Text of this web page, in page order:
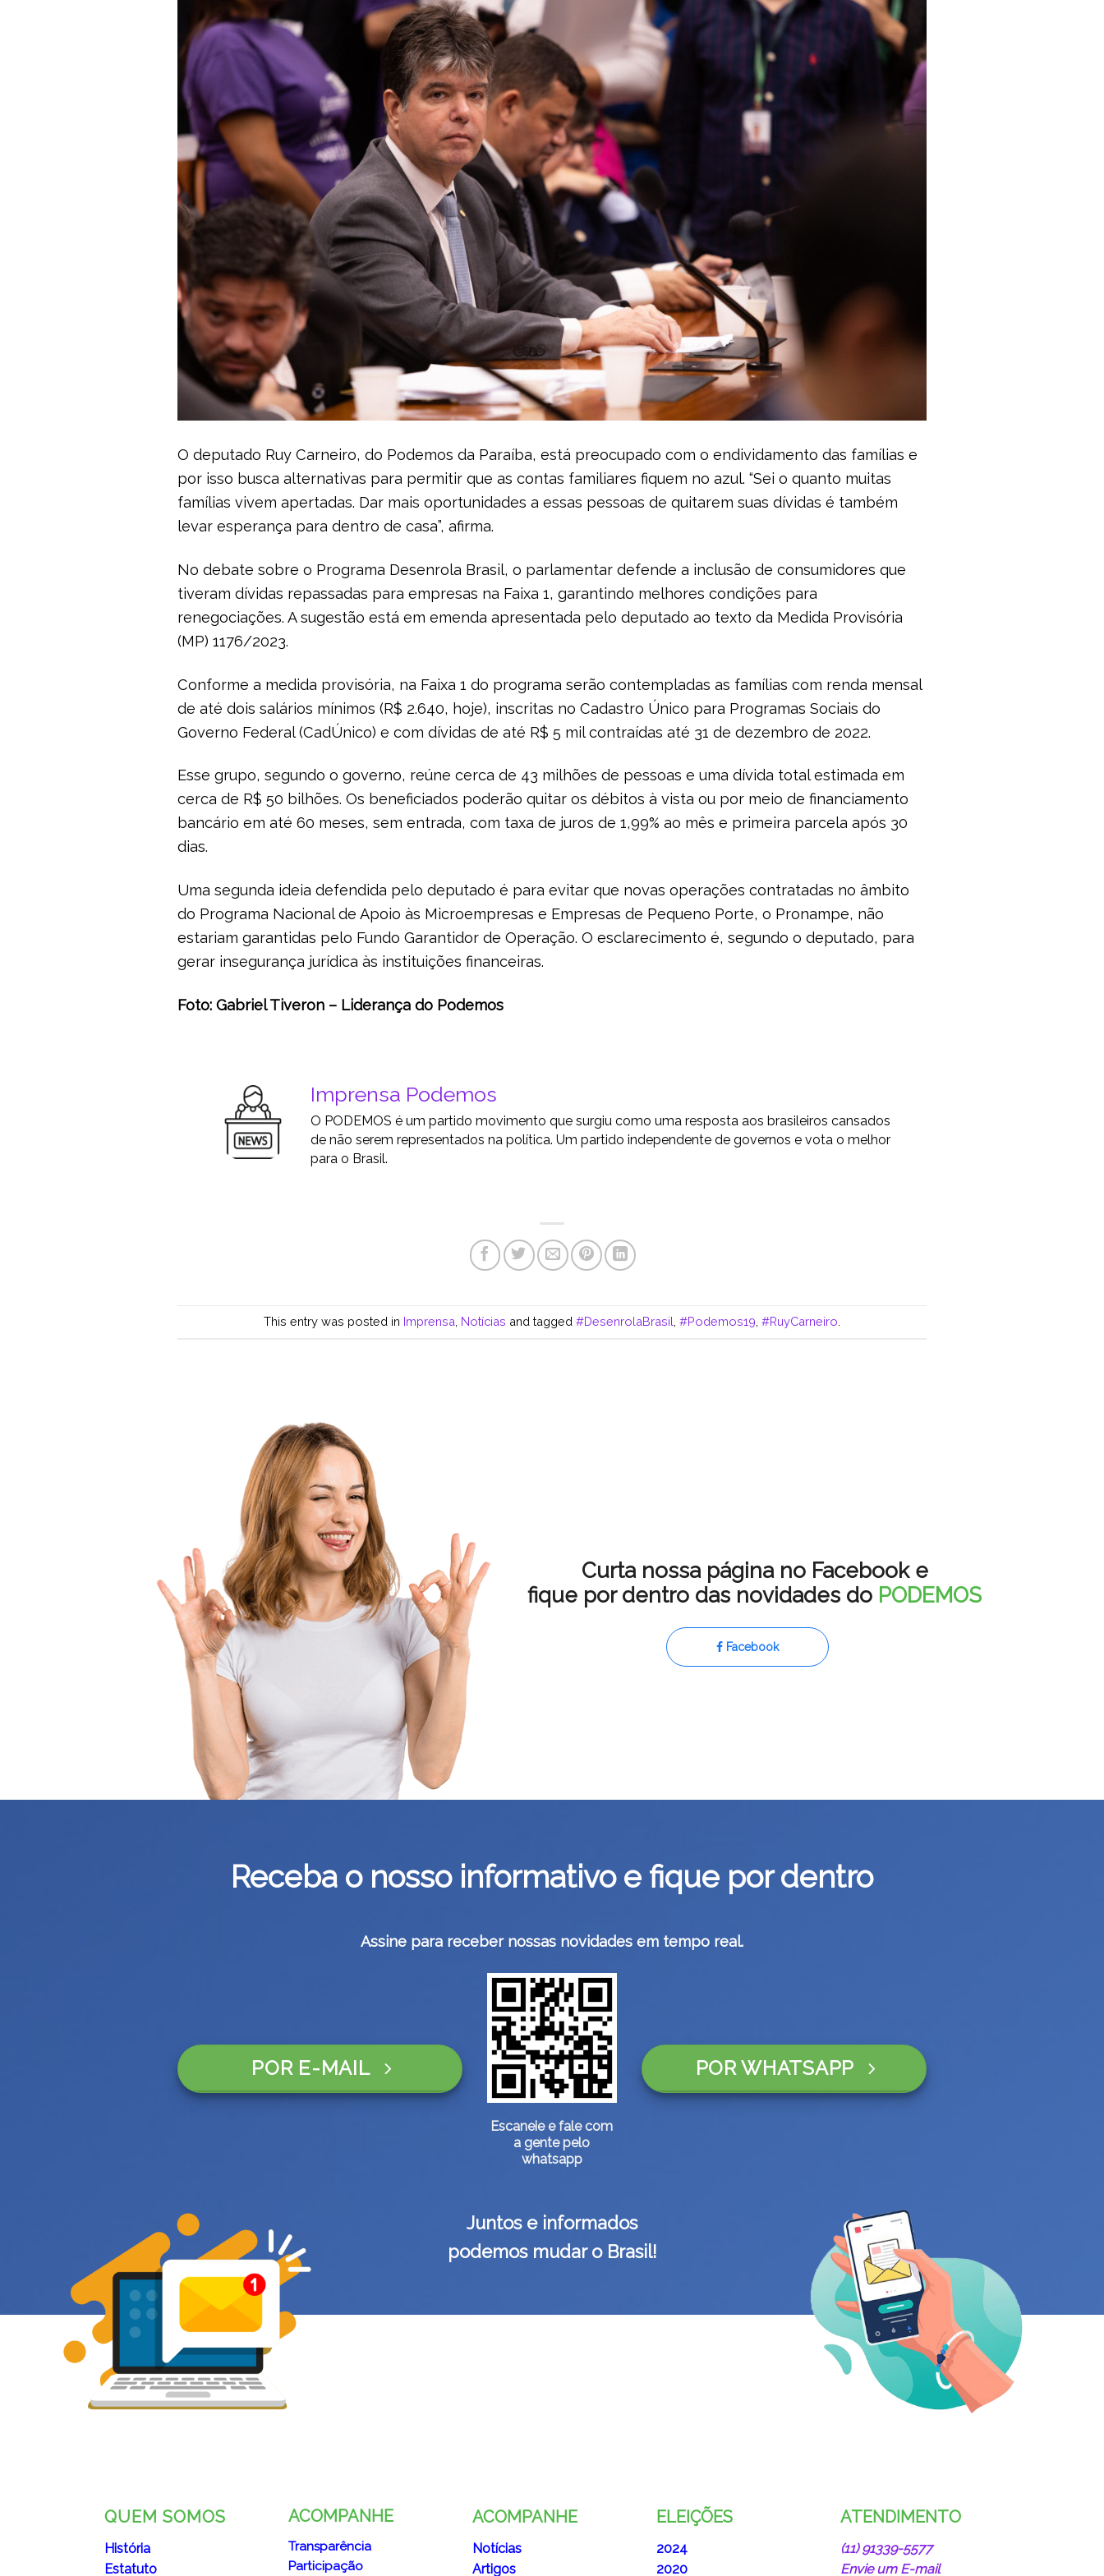
O deputado Ruy Carneiro, do Podemos da Paraíba, está preocupado com o endividamento das famílias e
por isso busca alternativas para permitir que as contas familiares fiquem no azul. “Sei o quanto muitas
famílias vivem apertadas. Dar mais oportunidades a essas pessoas de quitarem suas dívidas é também
levar esperança para dentro de casa”, afirma.
No debate sobre o Programa Desenrola Brasil, o parlamentar defende a inclusão de consumidores que
tiveram dívidas repassadas para empresas na Faixa 1, garantindo melhores condições para
renegociações. A sugestão está em emenda apresentada pelo deputado ao texto da Medida Provisória
(MP) 1176/2023.
Conforme a medida provisória, na Faixa 1 do programa serão contempladas as famílias com renda mensal
de até dois salários mínimos (R$ 2.640, hoje), inscritas no Cadastro Único para Programas Sociais do
Governo Federal (CadÚnico) e com dívidas de até R$ 5 mil contraídas até 31 de dezembro de 2022.
Esse grupo, segundo o governo, reúne cerca de 43 milhões de pessoas e uma dívida total estimada em
cerca de R$ 50 bilhões. Os beneficiados poderão quitar os débitos à vista ou por meio de financiamento
bancário em até 60 meses, sem entrada, com taxa de juros de 1,99% ao mês e primeira parcela após 30
dias.
Uma segunda ideia defendida pelo deputado é para evitar que novas operações contratadas no âmbito
do Programa Nacional de Apoio às Microempresas e Empresas de Pequeno Porte, o Pronampe, não
estariam garantidas pelo Fundo Garantidor de Operação. O esclarecimento é, segundo o deputado, para
gerar insegurança jurídica às instituições financeiras.
Foto: Gabriel Tiveron – Liderança do Podemos
Imprensa Podemos
O PODEMOS é um partido movimento que surgiu como uma resposta aos brasileiros cansados
de não serem representados na política. Um partido independente de governos e vota o melhor
para o Brasil.
This entry was posted in Imprensa Notícias and tagged #DesenrolaBrasil #Podemos19 #RuyCarneiro
Curta nossa página no Facebook e
fique por dentro das novidades do PODEMOS
Facebook
Receba o nosso informativo e fique por dentro
Assine para receber nossas novidades em tempo real.
POR E-MAIL
Escaneie e fale com
a gente pelo
whatsapp
POR WHATSAPP
Juntos e informados
podemos mudar o Brasil!
QUEM SOMOS
História
Estatuto
ACOMPANHE
Transparência
Participação
ACOMPANHE
Notícias
Artigos
ELEIÇÕES
2024
2020
ATENDIMENTO
(11) 91339-5577
Envie um E-mail